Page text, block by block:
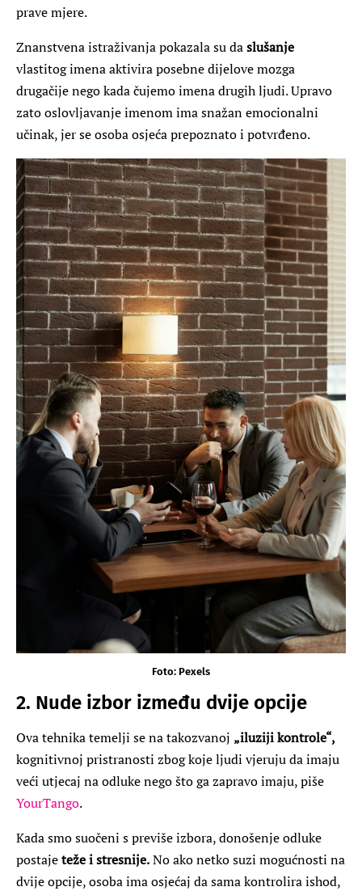
prave mjere.
Znanstvena istraživanja pokazala su daslušanje
vlastitog imena aktivira posebne dijelove mozga
drugačije nego kada čujemo imena drugih ljudi. Upravo
zato oslovljavanje imenom ima snažan emocionalni
učinak, jer se osoba osjeća prepoznato i potvrđeno.
Foto: Pexels
2. Nude izbor između dvije opcije
Ova tehnika temelji se na takozvanoj „iluziji kontrole“,
kognitivnoj pristranosti zbog koje ljudi vjeruju da imaju
veći utjecaj na odluke nego što ga zapravo imaju, piše
YourTango.
Kada smo suočeni s previše izbora, donošenje odluke
postajeteže i stresnije.No ako netko suzi mogućnosti na
dvije opcije, osoba ima osjećaj da sama kontrolira ishod,